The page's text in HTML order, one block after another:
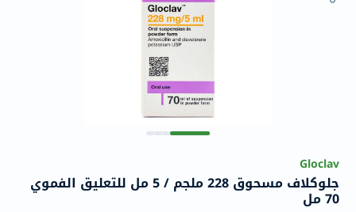
Gloclav
جلوكلاف مسحوق 228 ملجم / 5 مل للتعليق الفموي
70 مل